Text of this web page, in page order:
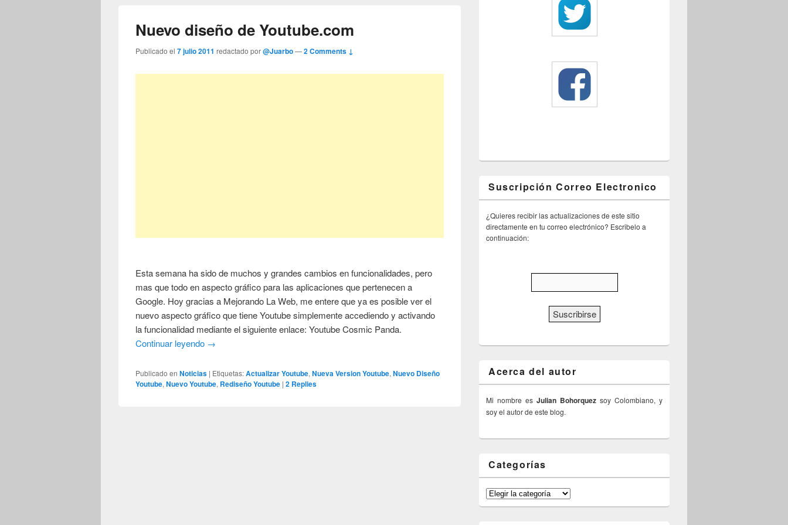
Nuevo diseño de Youtube.com
Publicado el7 julio 2011 redactado por@Juarbo—2 Comments ↓
Esta semana ha sido de muchos y grandes cambios en funcionalidades, pero
mas que todo en aspecto gráfico para las aplicaciones que pertenecen a
Google. Hoy gracias a Mejorando La Web, me entere que ya es posible ver el
nuevo aspecto gráfico que tiene Youtube simplemente accediendo y activando
la funcionalidad mediante el siguiente enlace: Youtube Cosmic Panda.
Continuar leyendo →
Publicado en Noticias | Etiquetas:Actualizar Youtube,Nueva Version Youtube,Nuevo Diseño
Youtube,Nuevo Youtube, Rediseño Youtube |2 Replies
Suscripción Correo Electronico
¿Quieres recibir las actualizaciones de este sitio
directamente en tu correo electrónico? Escribelo a
continuación:
Acerca del autor
Mi nombre es Julian Bohorquez soy Colombiano, y
soy el autor de este blog.
Categorías
Categorías